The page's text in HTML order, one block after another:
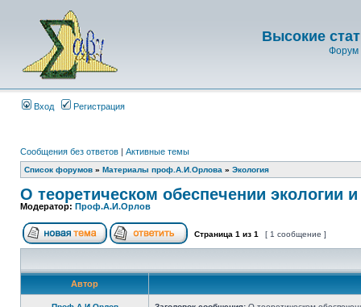
Высокие
Форум
Вход Регистрация
Сообщения без ответов | Активные темы
Список форумов » Материалы проф.А.И.Орлова » Экология
О теоретическом обеспечении экологии
Модератор: Проф.А.И.Орлов
Страница 1 из 1 [ 1 сообщение ]
Автор